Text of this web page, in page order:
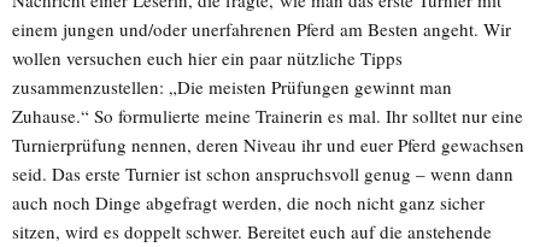
einem jungen und/oder unerfahrenen Pferd am Besten angeht. Wir
wollen versuchen euch hier ein paar nützliche Tipps
zusammenzustellen: „Die meisten Prüfungen gewinnt man
Zuhause.“ So formulierte meine Trainerin es mal. Ihr solltet nur eine
Turnierprüfung nennen, deren Niveau ihr und euer Pferd gewachsen
seid. Das erste Turnier ist schon anspruchsvoll genug – wenn dann
auch noch Dinge abgefragt werden, die noch nicht ganz sicher
sitzen, wird es doppelt schwer. Bereitet euch auf die anstehende